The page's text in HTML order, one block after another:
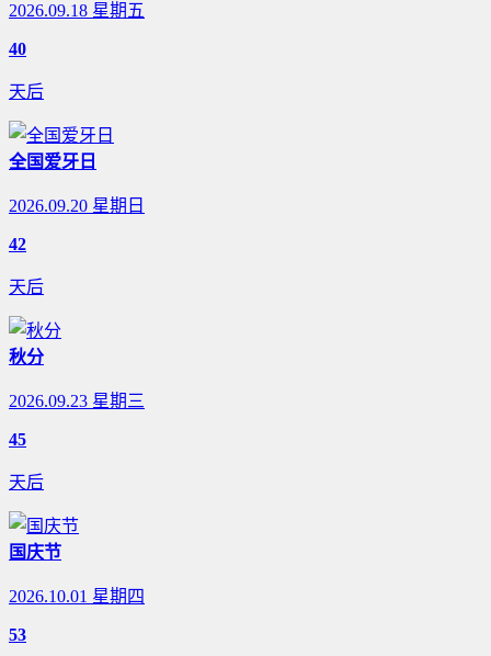
2026.09.18 星期五
40
天后
全国爱牙日
2026.09.20 星期日
42
天后
秋分
2026.09.23 星期三
45
天后
国庆节
2026.10.01 星期四
53